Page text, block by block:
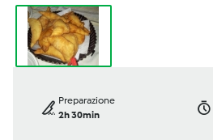
Preparazione
2h 30min